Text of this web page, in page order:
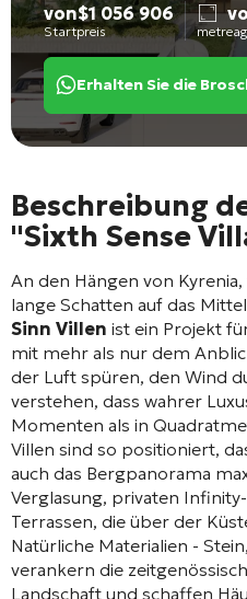
von$1 056 906
Startpreis
Erhalten Sie die
Beschreibung
"Sixth Sense
An den Hängen von
lange Schatten auf das
Sinn Villen ist ein Projekt
mit mehr als nur dem
der Luft spüren, den Wind
verstehen, dass wahrer
Momenten als in
Villen sind so positioniert,
auch das Bergpanorama
Verglasung, privaten
Terrassen, die über der
Natürliche Materialien -
verankern die
Landschaft und schaffen